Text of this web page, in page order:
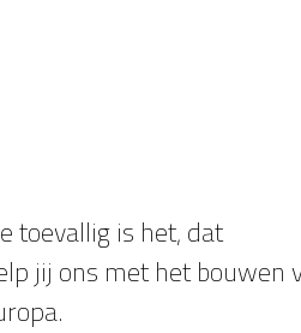
toevallig is het, dat
jij ons met het bouwen